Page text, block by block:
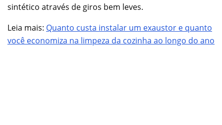
sintético através de giros bem leves.
Leia mais: Quanto custa instalar um exaustor e quanto
você economiza na limpeza da cozinha ao longo do ano